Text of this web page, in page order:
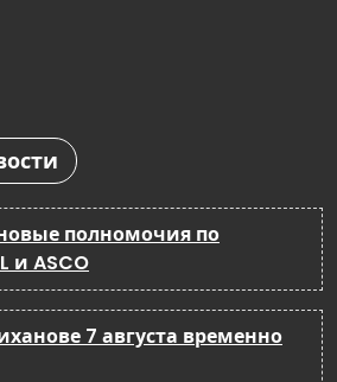
полномочия по
и ASCO
7 августа временно